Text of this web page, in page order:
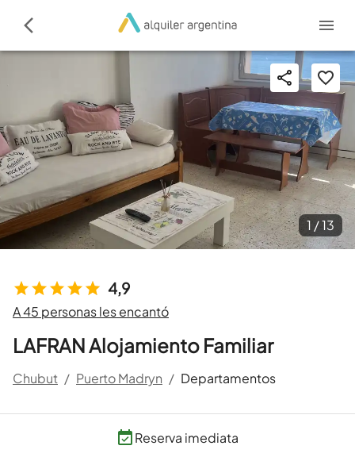
4,9
A 45 personas les encantó
LAFRAN Alojamiento Familiar
Chubut / Puerto Madryn / Departamentos
1 /13
Reserva imediata